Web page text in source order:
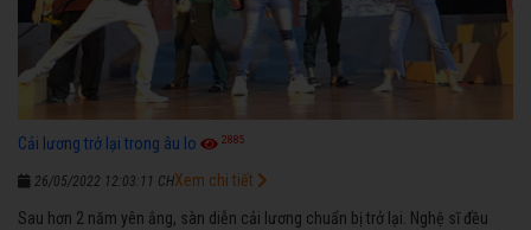
Cải lương trở lại trong âu lo 2885
26/05/2022 12:03:11 CH
Sau hơn 2 năm yên ắng, sàn diễn cải lương chuẩn bị trở lại. Nghệ sĩ đều
Xem chi tiết